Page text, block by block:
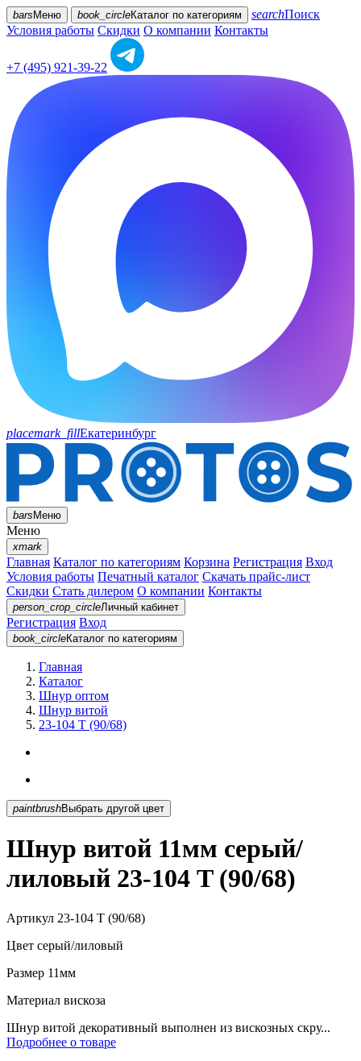
bars Меню book_circleКаталог по категориям searchПоиск
Условия работы Скидки О компании Контакты
+7 (495) 921-39-22
placemark_fillЕкатеринбург
barsМеню
Меню
xmark
Главная Каталог по категориям Корзина Регистрация Вход
Условия работы Печатный каталог Скачать прайс-лист
Скидки Стать дилером О компании Контакты
person_crop_circleЛичный кабинет
Регистрация Вход
book_circleКаталог по категориям
Главная
Каталог
Шнур оптом
Шнур витой
23-104 T (90/68)
paintbrush Выбрать другой цвет
Шнур витой 11мм серый/
лиловый 23-104 T (90/68)
Артикул 23-104 T (90/68)
Цвет серый/лиловый
Размер 11мм
Материал вискоза
Шнур витой декоративный выполнен из вискозных скру...
Подробнее о товаре